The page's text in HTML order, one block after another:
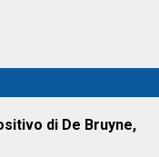
di De Bruyne,